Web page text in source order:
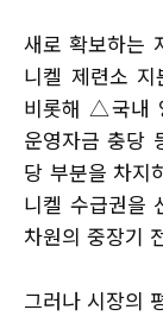
새로 확보하는
니켈 제련소
비롯해 △국내
운영자금 충당
당 부분을 차지
니켈 수급권을
차원의 중장기
그러나 시장의